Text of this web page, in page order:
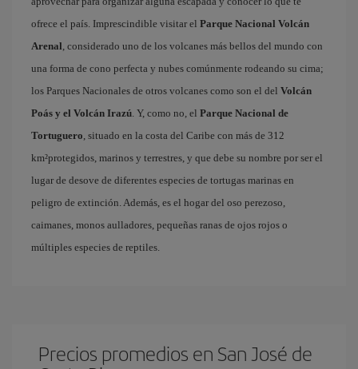
ofrece el país. Imprescindible visitar el Parque Nacional Volcán
Arenal, considerado uno de los volcanes más bellos del mundo con
una forma de cono perfecta y nubes comúnmente rodeando su cima;
los Parques Nacionales de otros volcanes como son el del Volcán
Poás y el Volcán Irazú. Y, como no, el Parque Nacional de
Tortuguero, situado en la costa del Caribe con más de 312
km²protegidos, marinos y terrestres, y que debe su nombre por ser el
lugar de desove de diferentes especies de tortugas marinas en
peligro de extinción. Además, es el hogar del oso perezoso,
caimanes, monos aulladores, pequeñas ranas de ojos rojos o
múltiples especies de reptiles.
Precios promedios en San José de